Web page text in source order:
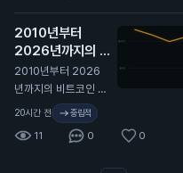
재 변동성이 계속 눌
릴까?
2010년부터
2026년까지의 비
트코인 가격 변동 전
체 역사. 🫡
N
2010년부터 2026
년까지의 비트코인 가
격 변동 전체 역사. 🫡
20시간 전 중립적
11 0 0